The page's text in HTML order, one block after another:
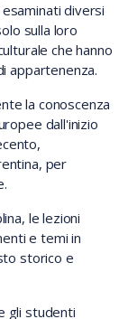
diversi
sulla loro
che hanno
appartenenza.
la conoscenza
dall'inizio
per
le lezioni
e temi in
storico e
gli studenti